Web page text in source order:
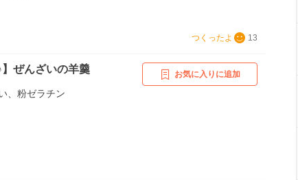
つくったよ 13
】ぜんざいの羊羹
、粉ゼラチン
お気に入りに追加